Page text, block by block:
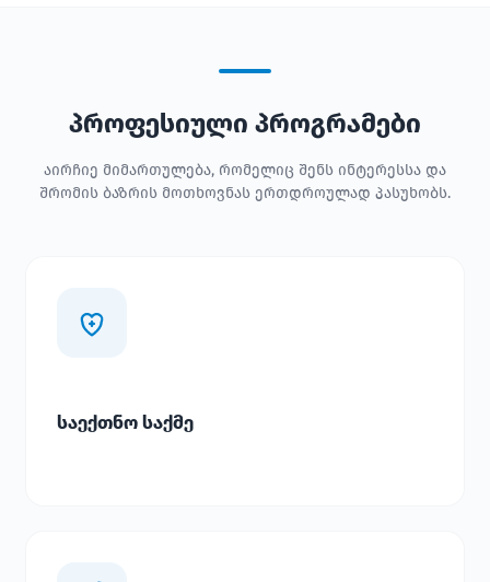
პროფესიული პროგრამები
აირჩიე მიმართულება, რომელიც შენს ინტერესსა და
შრომის ბაზრის მოთხოვნას ერთდროულად პასუხობს.
საექთნო საქმე